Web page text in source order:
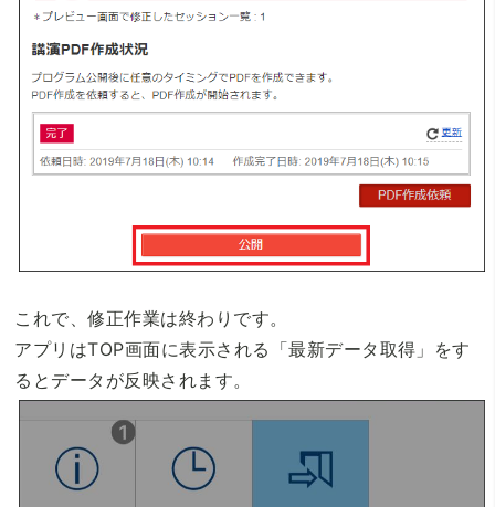
これで、修正作業は終わりです。
アプリはTOP画面に表示される「最新データ取得」をす
るとデータが反映されます。